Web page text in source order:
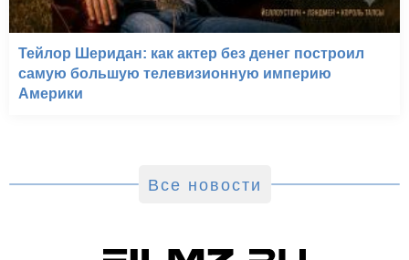
Тейлор Шеридан: как актер без денег построил
самую большую телевизионную империю
Америки
Все новости